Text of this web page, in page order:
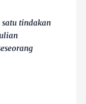
tindakan